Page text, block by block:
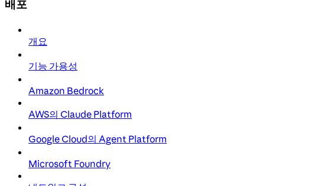
배포
개요
기능 가용성
Amazon Bedrock
AWS의 Claude Platform
Google Cloud의 Agent Platform
Microsoft Foundry